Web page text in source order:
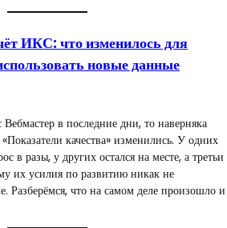
ИКС: что изменилось для
новые данные
в последние дни, то наверняка
качества» изменились. У одних
в разы, у других остался на месте, а третьи
их усилия по развитию никак не
Разберёмся, что на самом деле произошло и